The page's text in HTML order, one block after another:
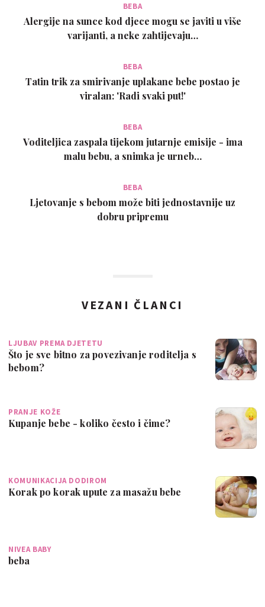
BEBA
Alergije na sunce kod djece mogu se javiti u više
varijanti, a neke zahtijevaju…
BEBA
Tatin trik za smirivanje uplakane bebe postao je
viralan: 'Radi svaki put!'
BEBA
Voditeljica zaspala tijekom jutarnje emisije - ima
malu bebu, a snimka je urneb…
BEBA
Ljetovanje s bebom može biti jednostavnije uz
dobru pripremu
VEZANI ČLANCI
LJUBAV PREMA DJETETU
Što je sve bitno za povezivanje roditelja s
bebom?
PRANJE KOŽE
Kupanje bebe - koliko često i čime?
KOMUNIKACIJA DODIROM
Korak po korak upute za masažu bebe
NIVEA BABY
beba